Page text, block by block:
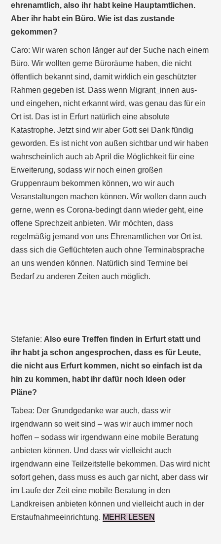
ehrenamtlich, also ihr habt keine Hauptamtlichen.
Aber ihr habt ein Büro. Wie ist das zustande
gekommen?
Caro: Wir waren schon länger auf der Suche nach einem
Büro. Wir wollten gerne Büroräume haben, die nicht
öffentlich bekannt sind, damit wirklich ein geschützter
Rahmen gegeben ist. Dass wenn Migrant_innen aus-
und eingehen, nicht erkannt wird, was genau das für ein
Ort ist. Das ist in Erfurt natürlich eine absolute
Katastrophe. Jetzt sind wir aber Gott sei Dank fündig
geworden. Es ist nicht von außen sichtbar und wir haben
wahrscheinlich auch ab April die Möglichkeit für eine
Erweiterung, sodass wir noch einen großen
Gruppenraum bekommen können, wo wir auch
Veranstaltungen machen können. Wir wollen dann auch
gerne, wenn es Corona-bedingt dann wieder geht, eine
offene Sprechzeit anbieten. Wir möchten, dass
regelmäßig jemand von uns Ehrenamtlichen vor Ort ist,
dass sich die Geflüchteten auch ohne Terminabsprache
an uns wenden können. Natürlich sind Termine bei
Bedarf zu anderen Zeiten auch möglich.
Stefanie: Also eure Treffen finden in Erfurt statt und
ihr habt ja schon angesprochen, dass es für Leute,
die nicht aus Erfurt kommen, nicht so einfach ist da
hin zu kommen, habt ihr dafür noch Ideen oder
Pläne?
Tabea: Der Grundgedanke war auch, dass wir
irgendwann so weit sind – was wir auch immer noch
hoffen – sodass wir irgendwann eine mobile Beratung
anbieten können. Und dass wir vielleicht auch
irgendwann eine Teilzeitstelle bekommen. Das wird nicht
sofort gehen, dass muss es auch gar nicht, aber dass wir
im Laufe der Zeit eine mobile Beratung in den
Landkreisen anbieten können und vielleicht auch in der
Erstaufnahmeeinrichtung. MEHR LESEN